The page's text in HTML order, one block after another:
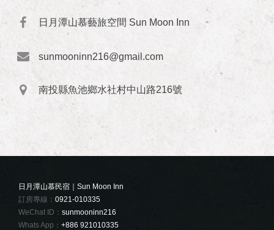
日月潭山慕藝旅空間 Sun Moon Inn
sunmooninn216@gmail.com
南投縣魚池鄉水社村中山路216號
日月潭山慕民宿｜Sun Moon Inn
訂房專線： 0921-010335
WeChat ID： sunmooninn216
Whats App： +886 921010335